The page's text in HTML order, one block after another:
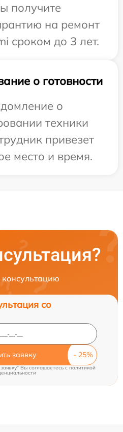
получите
на ремонт
сроком до 3 лет.
о готовности
о
техники
привезет
место и время.
со
заявку
Вы соглашаетесь cполитикой